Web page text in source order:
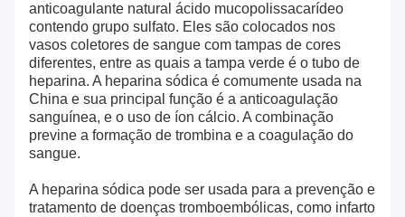
anticoagulante natural ácido mucopolissacarídeo
contendo grupo sulfato. Eles são colocados nos
vasos coletores de sangue com tampas de cores
diferentes, entre as quais a tampa verde é o tubo de
heparina. A heparina sódica é comumente usada na
China e sua principal função é a anticoagulação
sanguínea, e o uso de íon cálcio. A combinação
previne a formação de trombina e a coagulação do
sangue.
A heparina sódica pode ser usada para a prevenção e
tratamento de doenças tromboembólicas, como infarto